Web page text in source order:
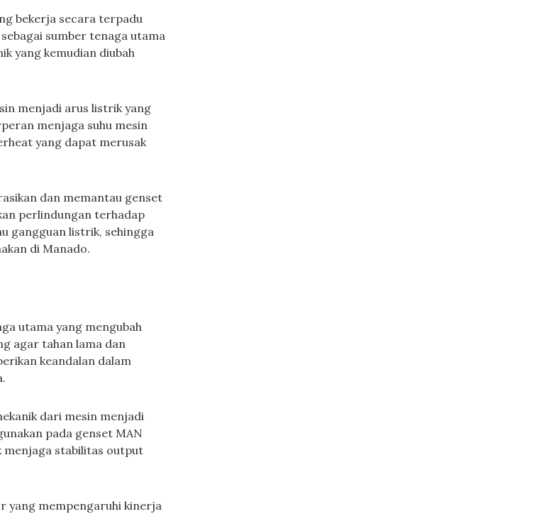
bekerja secara terpadu
sumber tenaga utama
yang kemudian diubah
menjadi arus listrik yang
menjaga suhu mesin
yang dapat merusak
dan memantau genset
perlindungan terhadap
gangguan listrik, sehingga
di Manado.
utama yang mengubah
agar tahan lama dan
keandalan dalam
dari mesin menjadi
pada genset MAN
menjaga stabilitas output
yang mempengaruhi kinerja